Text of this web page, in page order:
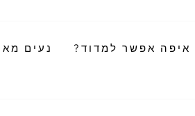
איפה אפשר למדוד? נעים